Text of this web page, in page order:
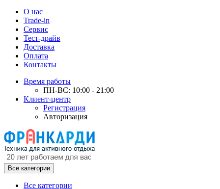
О нас
Trade-in
Сервис
Тест-драйв
Доставка
Оплата
Контакты
Время работы
ПН-ВС: 10:00 - 21:00
Клиент-центр
Регистрация
Авторизация
Все категории
Все категории